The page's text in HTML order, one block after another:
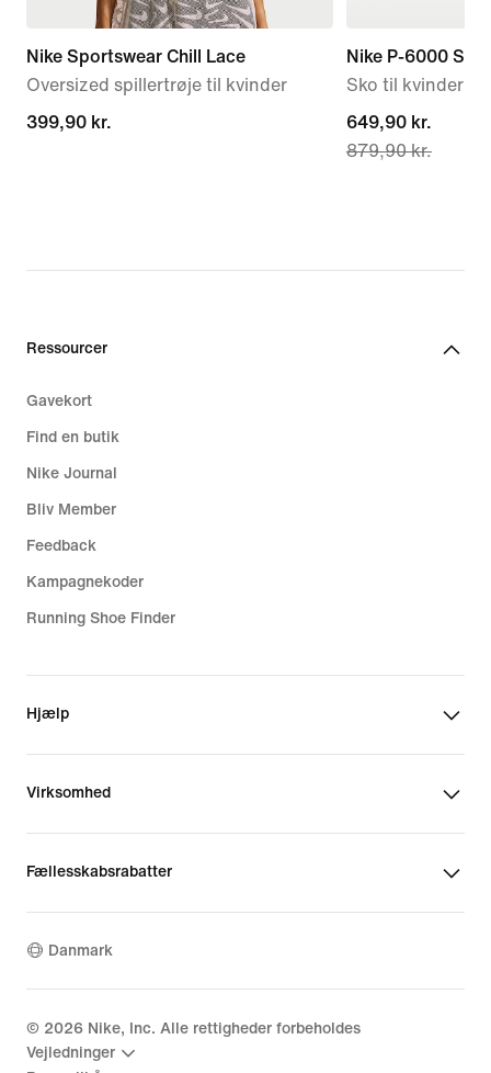
Nike Sportswear Chill Lace
Oversized spillertrøje til kvinder
399,90 kr.
399,90 kr.
Nike P-6000 SE
Sko til kvinder
current
price
879,90 kr.
649,90 kr.
879,90 kr.
Ressourcer
Gavekort
Find en butik
Nike Journal
Bliv Member
Feedback
Kampagnekoder
Running Shoe Finder
Hjælp
Virksomhed
Fællesskabsrabatter
Danmark
© 2026 Nike, Inc. Alle rettigheder forbeholdes
Vejledninger